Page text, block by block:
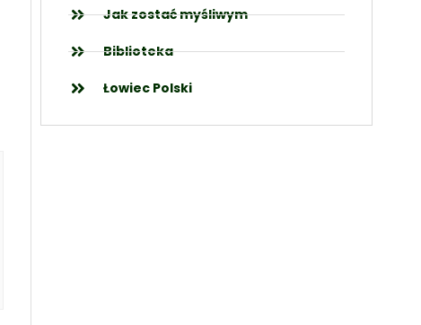
Jak zostać myśliwym
Biblioteka
Łowiec Polski